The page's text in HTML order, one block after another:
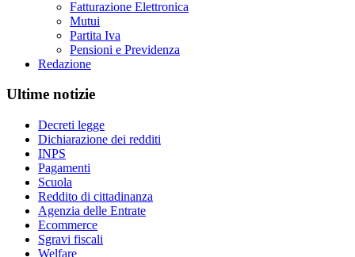
Fatturazione Elettronica
Mutui
Partita Iva
Pensioni e Previdenza
Redazione
Ultime notizie
Decreti legge
Dichiarazione dei redditi
INPS
Pagamenti
Scuola
Reddito di cittadinanza
Agenzia delle Entrate
Ecommerce
Sgravi fiscali
Welfare